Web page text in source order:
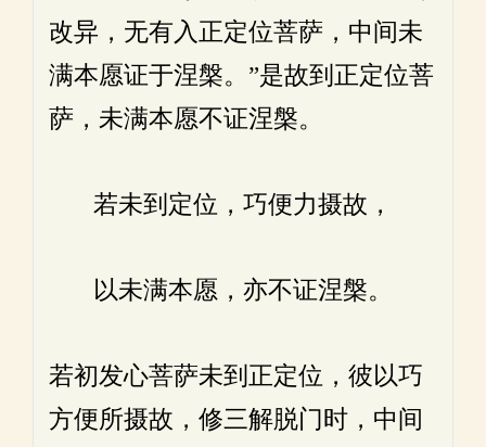
改异，无有入正定位菩萨，中间未
满本愿证于涅槃。”是故到正定位菩
萨，未满本愿不证涅槃。
若未到定位，巧便力摄故，
以未满本愿，亦不证涅槃。
若初发心菩萨未到正定位，彼以巧
方便所摄故，修三解脱门时，中间